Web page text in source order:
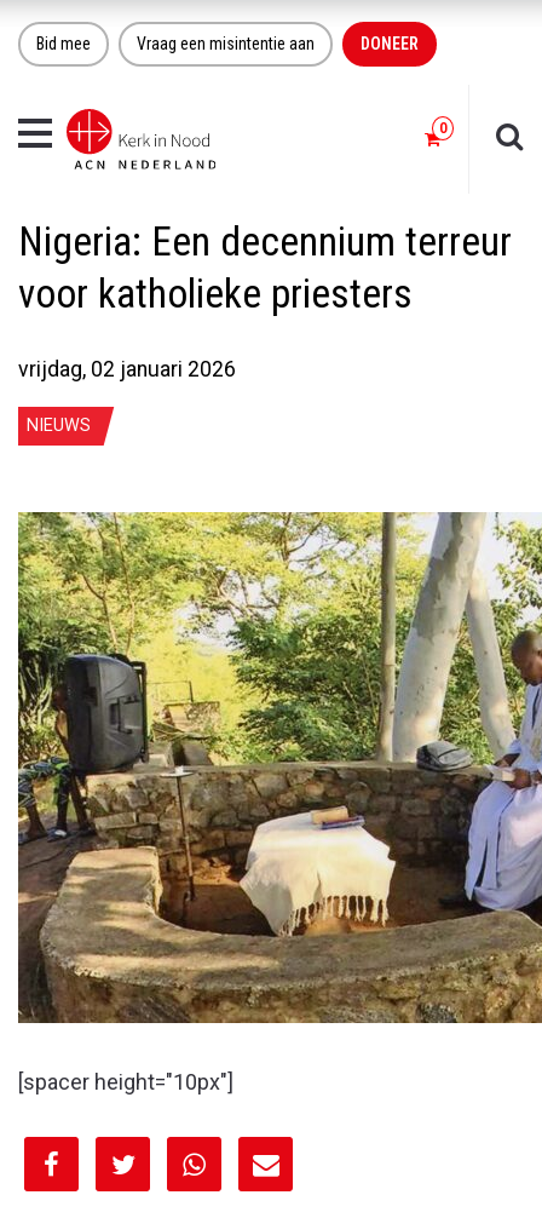
Bid mee Vraag een misintentie aan DONEER
Toggle
navigation
Nigeria: Een decennium terreur
voor katholieke priesters
vrijdag, 02 januari 2026
NIEUWS
[spacer height="10px"]